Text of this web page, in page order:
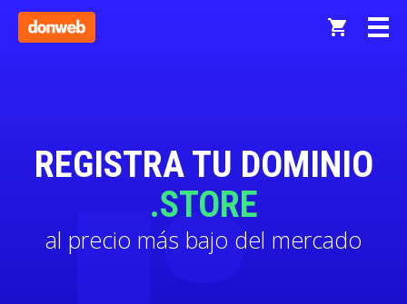
REGISTRA TU DOMINIO
.STORE
al precio más bajo del mercado